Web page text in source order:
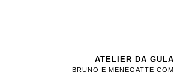
ATELIER DA GULA
BRUNO E MENEGATTE